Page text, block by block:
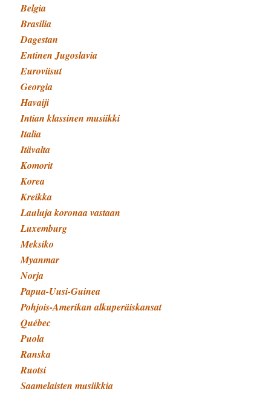
Belgia
Brasilia
Dagestan
Entinen Jugoslavia
Euroviisut
Georgia
Havaiji
Intian klassinen musiikki
Italia
Itävalta
Komorit
Korea
Kreikka
Lauluja koronaa vastaan
Luxemburg
Meksiko
Myanmar
Norja
Papua-Uusi-Guinea
Pohjois-Amerikan alkuperäiskansat
Québec
Puola
Ranska
Ruotsi
Saamelaisten musiikkia